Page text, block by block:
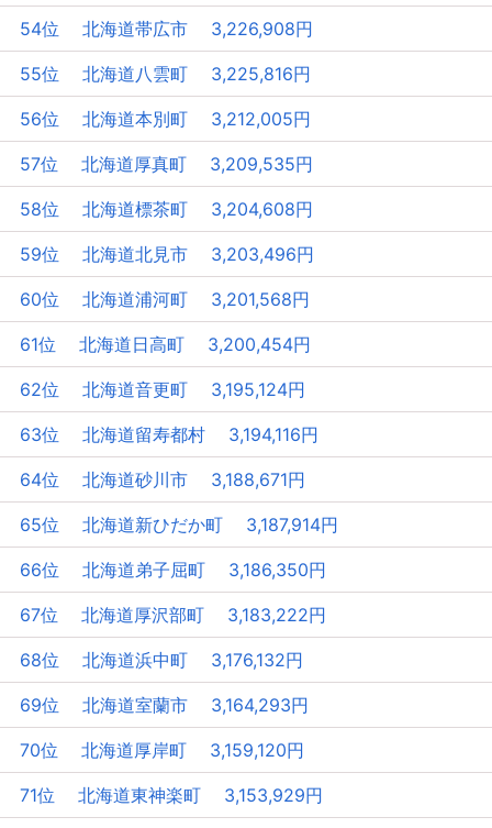
54位 北海道帯広市 3,226,908円
55位 北海道八雲町 3,225,816円
56位 北海道本別町 3,212,005円
57位 北海道厚真町 3,209,535円
58位 北海道標茶町 3,204,608円
59位 北海道北見市 3,203,496円
60位 北海道浦河町 3,201,568円
61位 北海道日高町 3,200,454円
62位 北海道音更町 3,195,124円
63位 北海道留寿都村 3,194,116円
64位 北海道砂川市 3,188,671円
65位 北海道新ひだか町 3,187,914円
66位 北海道弟子屈町 3,186,350円
67位 北海道厚沢部町 3,183,222円
68位 北海道浜中町 3,176,132円
69位 北海道室蘭市 3,164,293円
70位 北海道厚岸町 3,159,120円
71位 北海道東神楽町 3,153,929円